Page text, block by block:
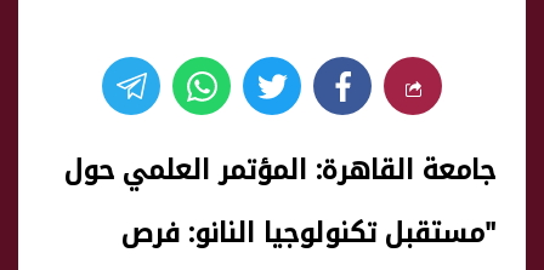
جامعة القاهرة: المؤتمر العلمي حول
"مستقبل تكنولوجيا النانو: فرص